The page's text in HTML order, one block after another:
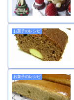
お菓子のレシピ
お菓子のレシピ